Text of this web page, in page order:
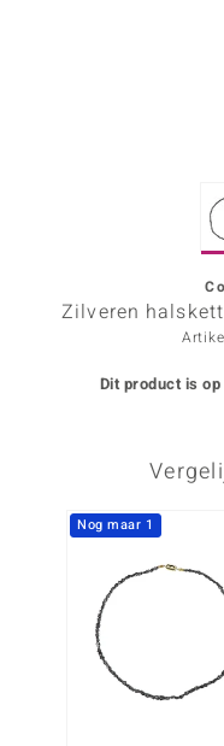
Zilveren
Dit product is
Nog maar 1